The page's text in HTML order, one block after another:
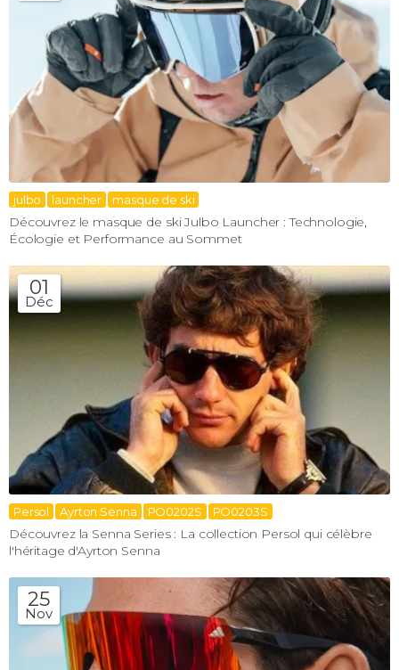
julbo launcher masque de ski
Découvrez le masque de ski Julbo Launcher : Technologie,
Écologie et Performance au Sommet
01
Déc
Persol Ayrton Senna PO0202S PO0203S
Découvrez la Senna Series : La collection Persol qui célèbre
l'héritage d'Ayrton Senna
25
Nov